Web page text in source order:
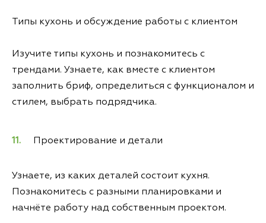
Типы кухонь и обсуждение работы с клиентом
Изучите типы кухонь и познакомитесь с
трендами. Узнаете, как вместе с клиентом
заполнить бриф, определиться с функционалом и
стилем, выбрать подрядчика.
Проектирование и детали
Узнаете, из каких деталей состоит кухня.
Познакомитесь с разными планировками и
начнёте работу над собственным проектом.